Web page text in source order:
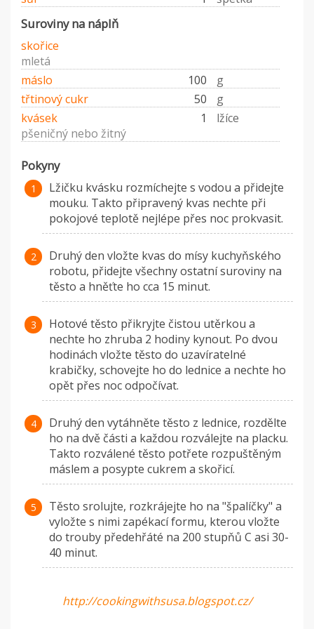
Suroviny na náplň
skořice
mletá
máslo
100
g
třtinový cukr
50
g
kvásek
1
lžíce
pšeničný nebo žitný
Pokyny
Lžičku kvásku rozmíchejte s vodou a přidejte
mouku. Takto připravený kvas nechte při
pokojové teplotě nejlépe přes noc prokvasit.
Druhý den vložte kvas do mísy kuchyňského
robotu, přidejte všechny ostatní suroviny na
těsto a hněťte ho cca 15 minut.
Hotové těsto přikryjte čistou utěrkou a
nechte ho zhruba 2 hodiny kynout. Po dvou
hodinách vložte těsto do uzavíratelné
krabičky, schovejte ho do lednice a nechte ho
opět přes noc odpočívat.
Druhý den vytáhněte těsto z lednice, rozdělte
ho na dvě části a každou rozválejte na placku.
Takto rozválené těsto potřete rozpuštěným
máslem a posypte cukrem a skořicí.
Těsto srolujte, rozkrájejte ho na "špalíčky" a
vyložte s nimi zapékací formu, kterou vložte
do trouby předehřáté na 200 stupňů C asi 30-
40 minut.
http://cookingwithsusa.blogspot.cz/